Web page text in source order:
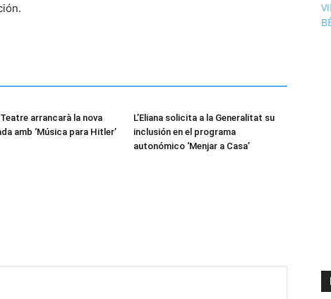
arrancarà la nova
amb ‘Música para Hitler’
L’Eliana solicita a la Generalitat su
inclusión en el programa
autonómico ‘Menjar a Casa’